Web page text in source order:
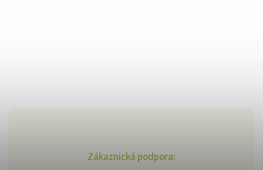
Zákaznická podpora: